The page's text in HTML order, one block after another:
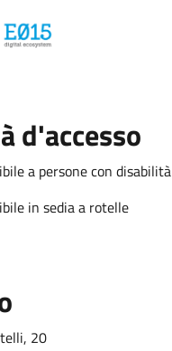
d'accesso
a persone con disabilità
in sedia a rotelle
20